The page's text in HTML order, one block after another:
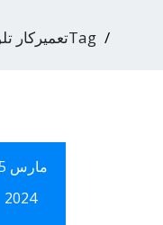
Tagتعمیرکار تلویزیون سونی در شهرک قدس قم
2024